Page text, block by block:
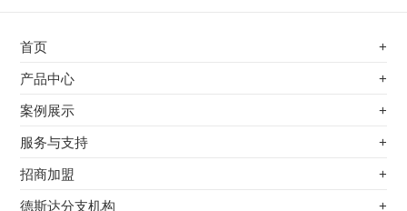
首页 +
不锈钢专用电磁加热器
电磁蒸汽发生器
产品中心 +
不锈钢专用电磁加热器
电磁蒸汽发生器
案例展示 +
最新案例
其他应用
服务与支持 +
服务覆盖网络
服务流程
招商加盟 +
前景分析
德斯达分支机构 +